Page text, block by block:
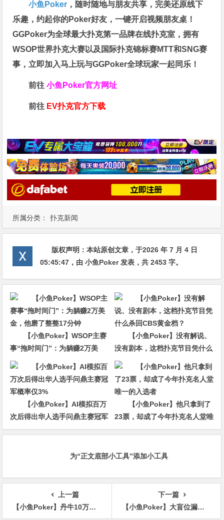
所属分类： 扑克新闻
小鱼Poker ，随时随地与朋友共享，完美还原线下
乐趣，约起你的Poker好友，一键开启视频朋友桌！
GGPoker为全球最大扑克第一品牌在线扑克室，拥有
WSOP世界扑克大赛以及国际扑克锦标赛MTT和SNG赛
事，立即加入马上玩与GGPoker全球玩家一起同乐！
前往小鱼Poker官方网址
前往 EV扑克官方下载
版权声明：本站原创文章，于2026 年 7 月 4 日
05:45:47 ，由小鱼Poker发表，共 2453 字。
【小鱼Poker】WSOP主赛
事“拖时间门”：为躺赚2万美
金，他磨了整整17分钟
【小鱼Poker】没有解说、
没有剧本，这档扑克节目凭什么
杀回CBS黄金档？
【小鱼Poker】AI模拟百万
次后得出华人选手问鼎主赛冠军
概率仅3%
【小鱼Poker】他只拿到了
23票，却成了今年扑克名人堂唯
一的入选者
为“正文底部小工具”添加小工具
上一篇
【小鱼Poker】丹牛10万美元PLO豪客赛稳居前列 全力冲击第8条金手链
下一篇
【小鱼Poker】大盲位漏钱指南：为什么你明明没输大池，筹码却在一点一点少？